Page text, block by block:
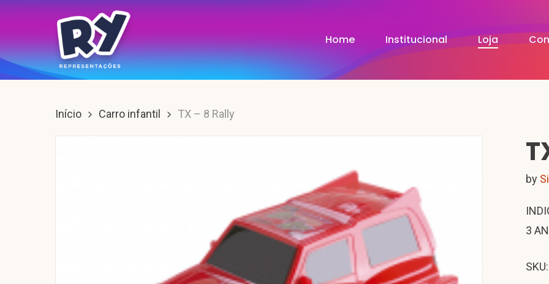
Skip
main
content
Home Institucional Loja
Início Carro infantil TX – 8 Rally
by
3